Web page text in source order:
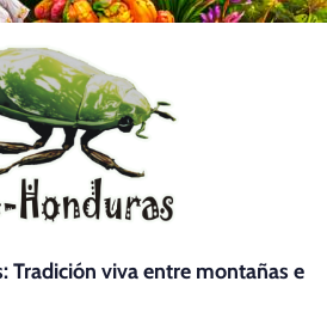
Tradición viva entre montañas e